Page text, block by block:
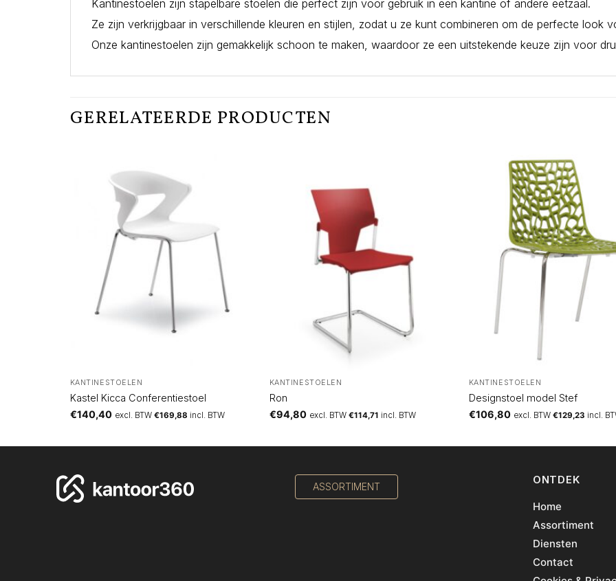
Kantinestoelen zijn stapelbare stoelen die perfect zijn voor gebruik in een kantine of andere eetzaal.
Ze zijn verkrijgbaar in verschillende kleuren en stijlen, zodat u ze kunt combineren om de perfecte look
Onze kantinestoelen zijn gemakkelijk schoon te maken, waardoor ze een uitstekende keuze zijn voor
GERELATEERDE PRODUCTEN
KANTINESTOELEN
Kastel Kicca Conferentiestoel
€140,40 excl. BTW €169,88 incl. BTW
KANTINESTOELEN
Ron
€94,80 excl. BTW €114,71 incl. BTW
KANTINESTOELEN
Designstoel model Stef
€106,80 excl. BTW €129,23 incl.
ASSORTIMENT
ONTDEK
Home
Assortiment
Diensten
Contact